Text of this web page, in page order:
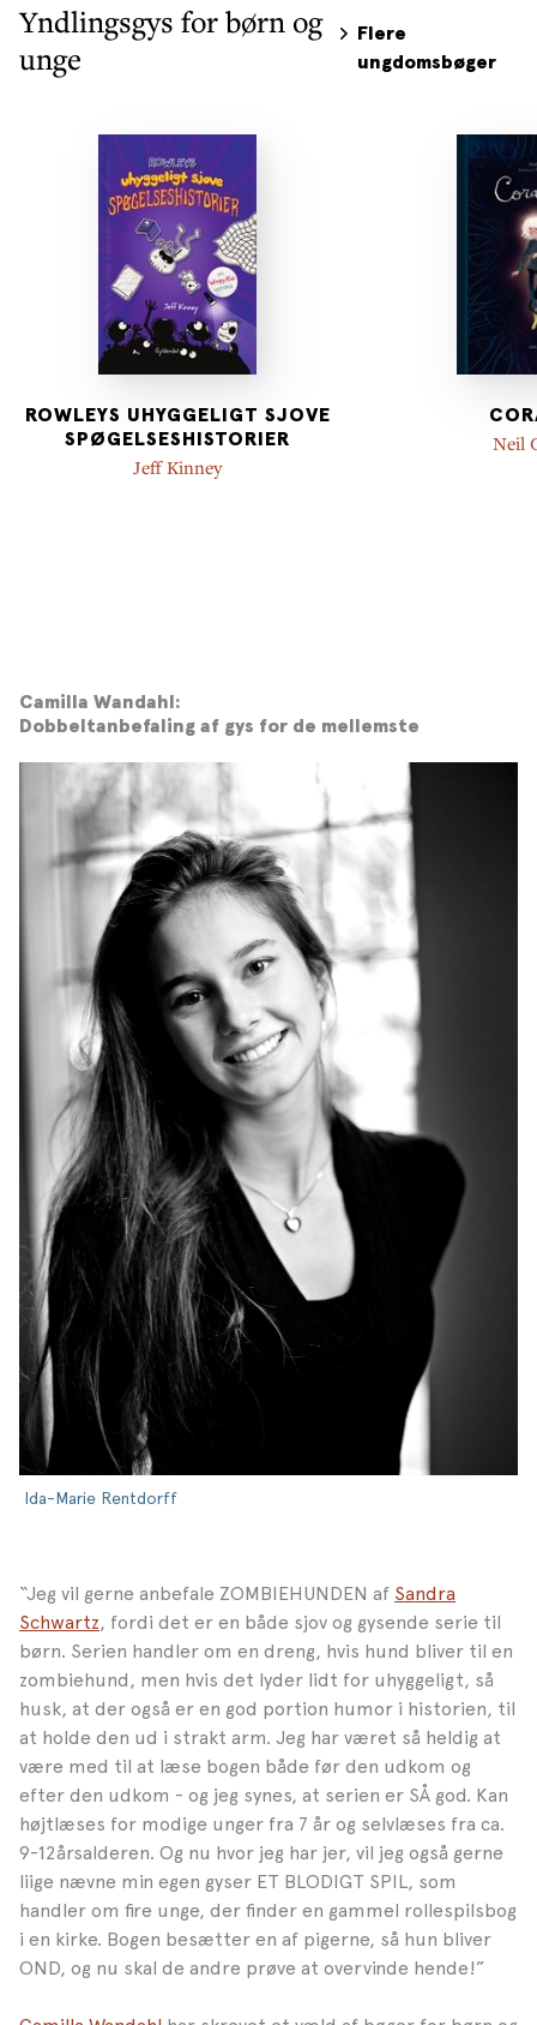
Yndlingsgys for børn og
unge
Flere
ungdomsbøger
ROWLEYS UHYGGELIGT SJOVE
SPØGELSESHISTORIER
Jeff Kinney
Neil
Camilla Wandahl:
Dobbeltanbefaling af gys for de mellemste
Ida-Marie Rentdorff
“Jeg vil gerne anbefale ZOMBIEHUNDEN af Sandra
Schwartz, fordi det er en både sjov og gysende serie til
børn. Serien handler om en dreng, hvis hund bliver til en
zombiehund, men hvis det lyder lidt for uhyggeligt, så
husk, at der også er en god portion humor i historien, til
at holde den ud i strakt arm. Jeg har været så heldig at
være med til at læse bogen både før den udkom og
efter den udkom - og jeg synes, at serien er SÅ god. Kan
højtlæses for modige unger fra 7 år og selvlæses fra ca.
9-12årsalderen. Og nu hvor jeg har jer, vil jeg også gerne
liige nævne min egen gyser ET BLODIGT SPIL, som
handler om fire unge, der finder en gammel rollespilsbog
i en kirke. Bogen besætter en af pigerne, så hun bliver
OND, og nu skal de andre prøve at overvinde hende!”